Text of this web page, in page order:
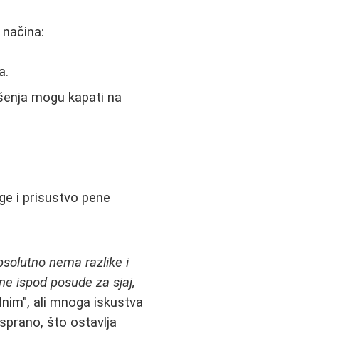
mogu kapati na
i prisustvo pene
nema razlike i
ispod posude za sjaj,
ali mnoga iskustva
što ostavlja